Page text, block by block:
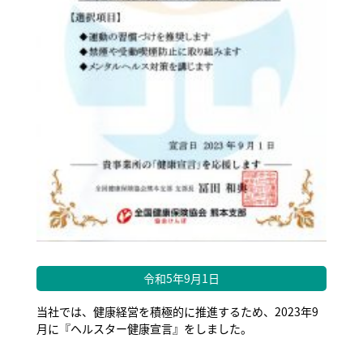
令和5年9月1日
当社では、健康経営を積極的に推進するため、2023年9
月に『ヘルスター健康宣言』をしました。